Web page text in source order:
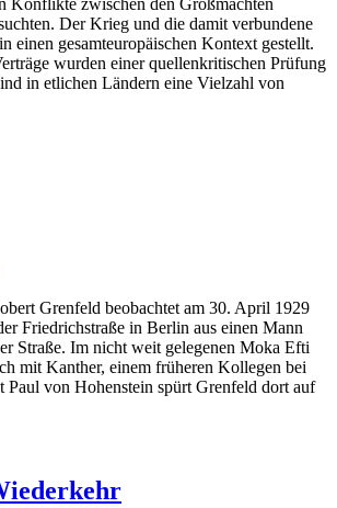
Der Krieg und die damit verbundene
einen gesamteuropäischen Kontext gestellt.
wurden einer quellenkritischen Prüfung
in etlichen Ländern eine Vielzahl von
Grenfeld beobachtet am 30. April 1929
Friedrichstraße in Berlin aus einen Mann
Straße. Im nicht weit gelegenen Moka Efti
mit Kanther, einem früheren Kollegen bei
von Hohenstein spürt Grenfeld dort auf